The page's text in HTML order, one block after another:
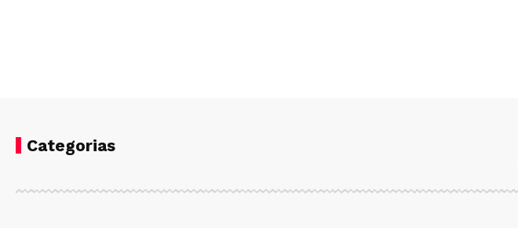
Categorias